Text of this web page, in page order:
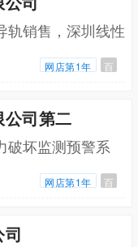
轨销售，深圳线性
网店第1年 百
司第二
破坏监测预警系
网店第1年 百